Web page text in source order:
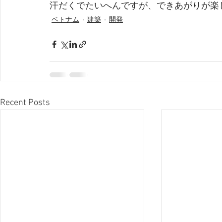
汗だくでたいへんですが、できあがりが楽
ベトナム 建築 開発
Recent Posts